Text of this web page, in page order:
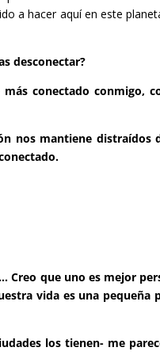
a hacer aquí en este
desconectar?
conectado conmigo,
nos mantiene distraídos
Creo que uno es mejor
vida es una pequeña
los tienen- me